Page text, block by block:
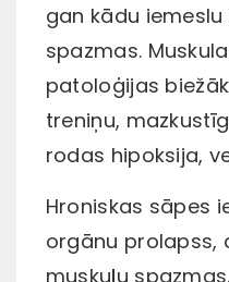
gan kādu
spazmas.
patoloģijas
treniņu,
rodas hipoksija,
Hroniskas sāpes
orgānu prolapss,
muskuļu